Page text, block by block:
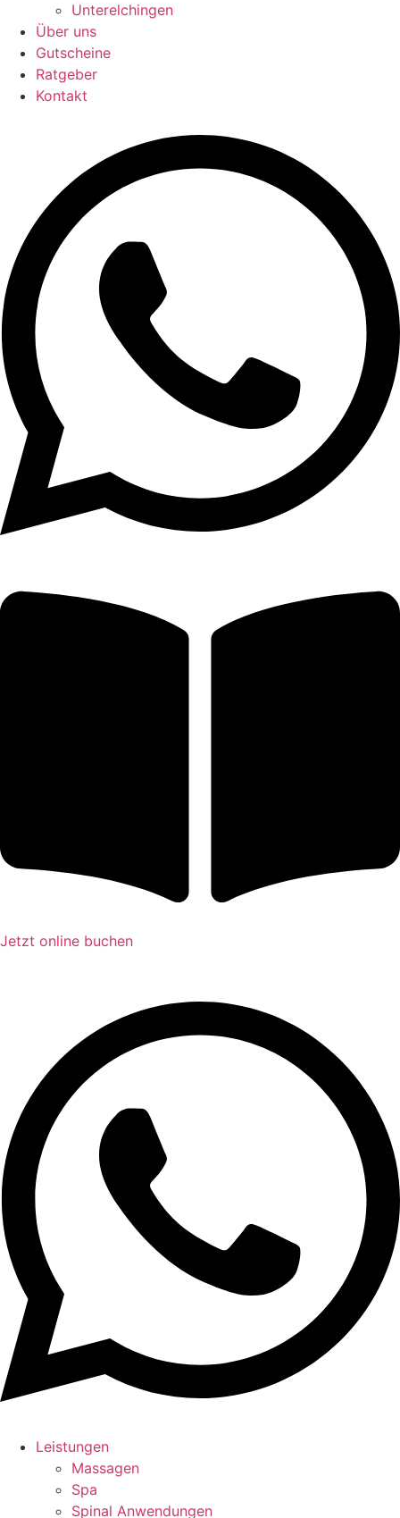
Unterelchingen
Über uns
Gutscheine
Ratgeber
Kontakt
Jetzt online buchen
Leistungen
Massagen
Spa
Spinal Anwendungen